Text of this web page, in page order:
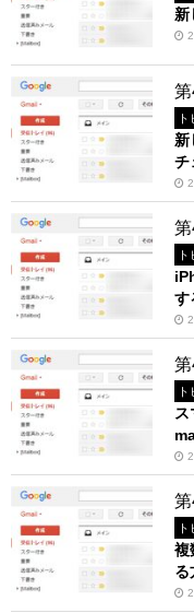
新
第
新
チ
第
す
第
第
複
る